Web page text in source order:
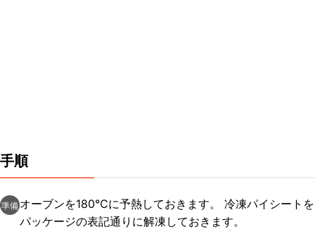
手順
準備 オーブンを180℃に予熱しておきます。 冷凍パイシートを
パッケージの表記通りに解凍しておきます。